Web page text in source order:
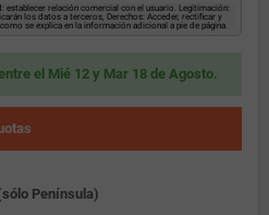
establecer relación comercial con el usuario. Legitimación:
los datos a terceros, Derechos: Acceder, rectificar y
se explica en la información adicional a pie de página.
el Mié 12 y Mar 18 de Agosto.
Península)